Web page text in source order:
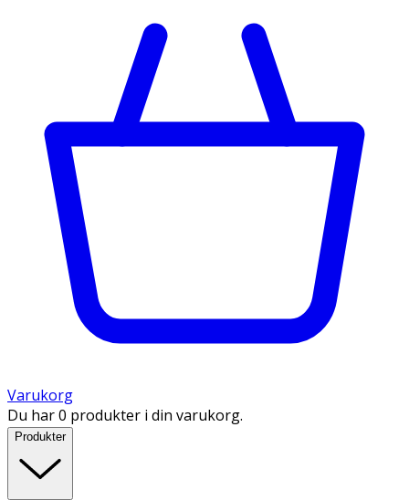
Varukorg
Du har 0 produkter i din varukorg.
Produkter